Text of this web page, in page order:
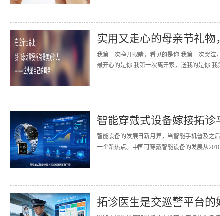
实用又走心的母亲节礼
我第一次睁开眼睛，看见的是你 我第一次哭泣
最开心的是你 我第一次离开家，送我的是你
智能穿戴式设备嫁接拓
智能设备的发展日新月异，当智能手机普及之
一个新热点。中国可穿戴智能设备的发展从
拓诊医生是交巡警平台的